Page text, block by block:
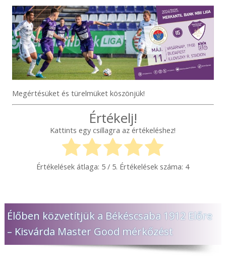
Megértésüket és türelmüket köszönjük!
Értékelj!
Kattints egy csillagra az értékeléshez!
Értékelések átlaga: 5 / 5. Értékelések száma: 4
Élőben közvetítjük a Békéscsaba 1912 Előre
– Kisvárda Master Good mérkőzést